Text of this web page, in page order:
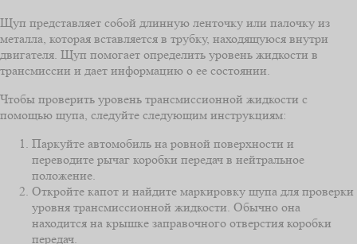
Щуп представляет собой длинную ленточку или палочку из
металла, которая вставляется в трубку, находящуюся внутри
двигателя. Щуп помогает определить уровень жидкости в
трансмиссии и дает информацию о ее состоянии.
Чтобы проверить уровень трансмиссионной жидкости с
помощью щупа, следуйте следующим инструкциям:
Паркуйте автомобиль на ровной поверхности и
переводите рычаг коробки передач в нейтральное
положение.
Откройте капот и найдите маркировку щупа для проверки
уровня трансмиссионной жидкости. Обычно она
находится на крышке заправочного отверстия коробки
передач.